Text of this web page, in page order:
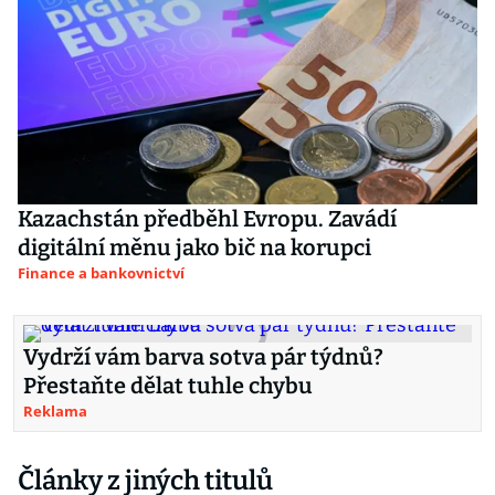
Kazachstán předběhl Evropu. Zavádí
digitální měnu jako bič na korupci
Finance a bankovnictví
Vydrží vám barva sotva pár týdnů?
Přestaňte dělat tuhle chybu
Reklama
Články z jiných titulů